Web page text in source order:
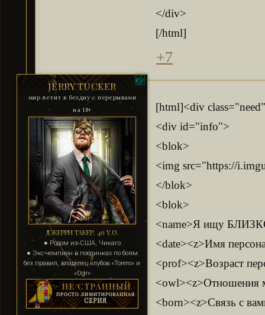
</div>
[/html]
+7
JERRY TUCKER
мир летит в бездну с перерывами
на 18+
ДЖЕРРИ ТАКЕР, 40 Y.O.
● Родом из США, Чикаго
● Экс-чемпион в поединках по боям
без правил, владелец клубов «Torero» и
«Ogr»
[html]<div
<div id="info">
<blok>
<img src="https://
</blok>
<blok>
<name>Я ищу
<date><z>Имя
<prof><z>Возраст
<owl><z>Отношения
<born><z>Связь с